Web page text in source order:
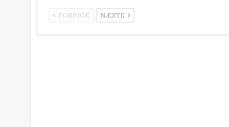
FORRIGE NÆSTE